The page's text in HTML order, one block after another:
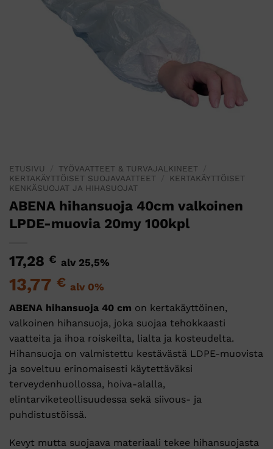
ETUSIVU TYÖVAATTEET & TURVAJALKINEET
KERTAKÄYTTÖISET SUOJAVAATTEET
KERTAKÄYTTÖISET
KENKÄSUOJAT JA HIHASUOJAT
ABENA hihansuoja 40cm valkoinen
LPDE-muovia 20my 100kpl
17,28 € alv 25,5%
13,77 € alv 0%
ABENA hihansuoja 40 cm on kertakäyttöinen,
valkoinen hihansuoja, joka suojaa tehokkaasti
vaatteita ja ihoa roiskeilta, lialta ja kosteudelta.
Hihansuoja on valmistettu kestävästä LDPE-muovista
ja soveltuu erinomaisesti käytettäväksi
terveydenhuollossa, hoiva-alalla,
elintarviketeollisuudessa sekä siivous- ja
puhdistustöissä.
Kevyt mutta suojaava materiaali tekee hihansuojasta